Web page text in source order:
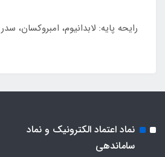
رایحه پایه: لابدانیوم، امبروکسان، سدر
نماد اعتماد الکترونیک و نماد
ساماندهی